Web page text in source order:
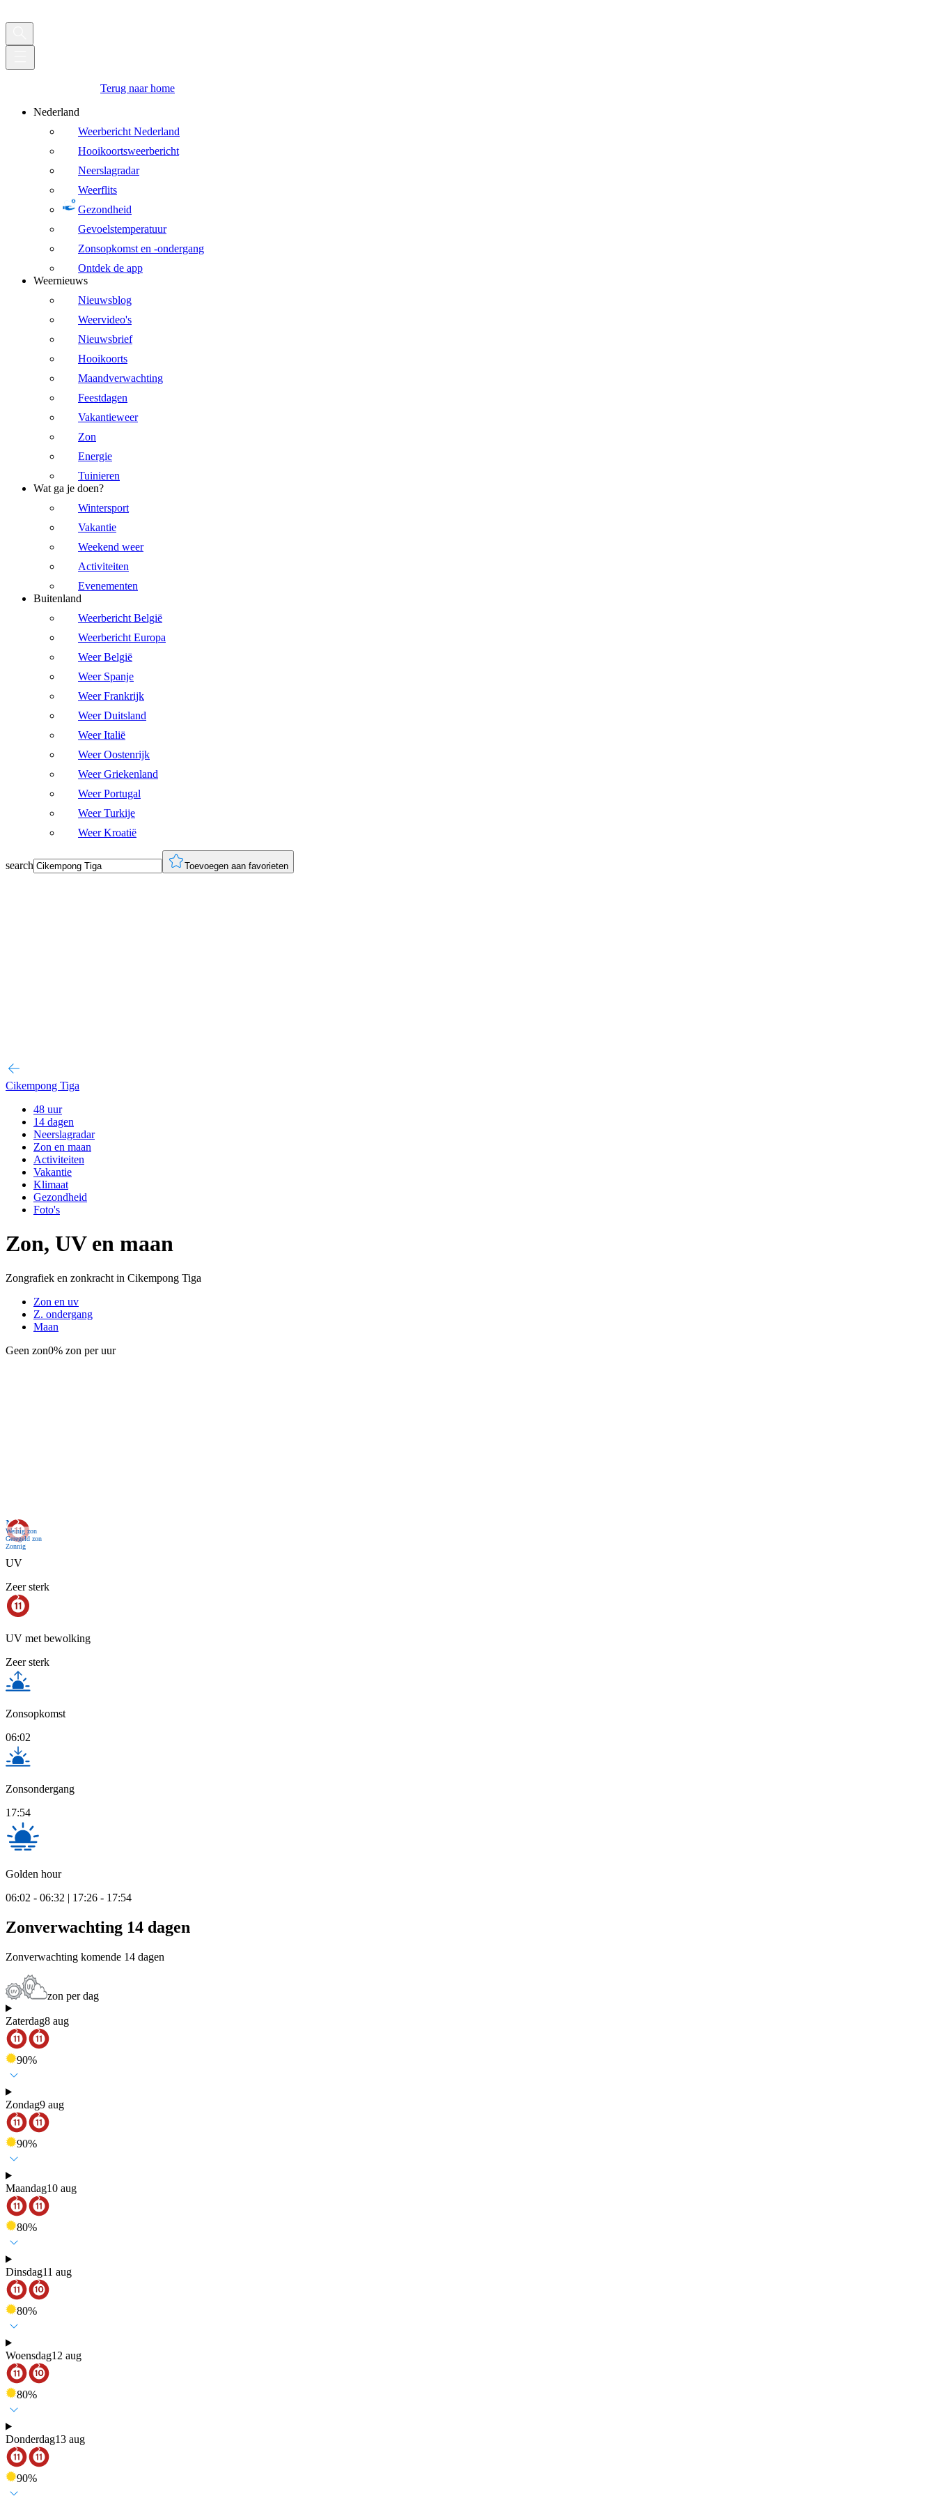
Terug naar home
Nederland
Weerbericht Nederland
Hooikoortsweerbericht
Neerslagradar
Weerflits
Gezondheid
Gevoelstemperatuur
Zonsopkomst en -ondergang
Ontdek de app
Weernieuws
Nieuwsblog
Weervideo's
Nieuwsbrief
Hooikoorts
Maandverwachting
Feestdagen
Vakantieweer
Zon
Energie
Tuinieren
Wat ga je doen?
Wintersport
Vakantie
Weekend weer
Activiteiten
Evenementen
Buitenland
Weerbericht België
Weerbericht Europa
Weer België
Weer Spanje
Weer Frankrijk
Weer Duitsland
Weer Italië
Weer Oostenrijk
Weer Griekenland
Weer Portugal
Weer Turkije
Weer Kroatië
search Toevoegen aan favorieten
Cikempong Tiga
48 uur
14 dagen
Neerslagradar
Zon en maan
Activiteiten
Vakantie
Klimaat
Gezondheid
Foto's
Zon, UV en maan
Zongrafiek en zonkracht in Cikempong Tiga
Zon en uv
Z. ondergang
Maan
Geen zon0% zon per uur
Nu
Weinig zon
Geregeld zon
Zonnig
UV
Zeer sterk
UV met bewolking
Zeer sterk
Zonsopkomst
06:02
Zonsondergang
17:54
Golden hour
06:02 - 06:32 | 17:26 - 17:54
Zonverwachting 14 dagen
Zonverwachting komende 14 dagen
zon per dag
Zaterdag8 aug
90%
Zondag9 aug
90%
Maandag10 aug
80%
Dinsdag11 aug
80%
Woensdag12 aug
80%
Donderdag13 aug
90%